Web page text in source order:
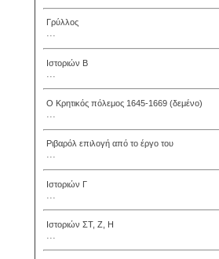
Γρύλλος
...
Ιστοριών Β
Ο Κρητικός πόλεμος 1645-1669 (δεμένο)
Ριβαρόλ επιλογή από το έργο του
...
Ιστοριών Γ
Ιστοριών ΣΤ, Ζ, Η